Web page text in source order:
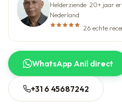
Helderziende · 20+ jaar
Nederland
26 echte
WhatsApp Anil direct
+31 6 45687242